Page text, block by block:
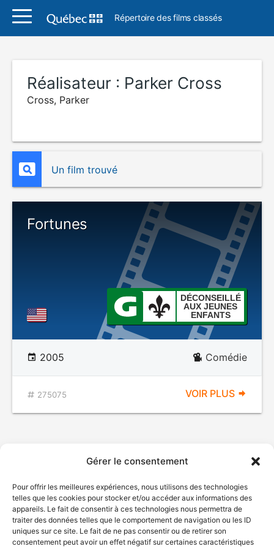
Gérer le consentement
Pour offrir les meilleures expériences, nous utilisons des technologies
telles que les cookies pour stocker et/ou accéder aux informations des
appareils. Le fait de consentir à ces technologies nous permettra de
traiter des données telles que le comportement de navigation ou les ID
uniques sur ce site. Le fait de ne pas consentir ou de retirer son
consentement peut avoir un effet négatif sur certaines caractéristiques
Répertoire des films classés
Réalisateur : Parker Cross
Cross, Parker
Un film trouvé
Fortunes
DÉCONSEILLÉ
AUX JEUNES
ENFANTS
2005 Comédie
275075 VOIR PLUS